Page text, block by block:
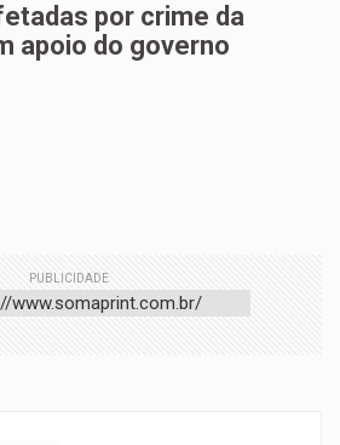
por crime da
apoio do governo
PUBLICIDADE